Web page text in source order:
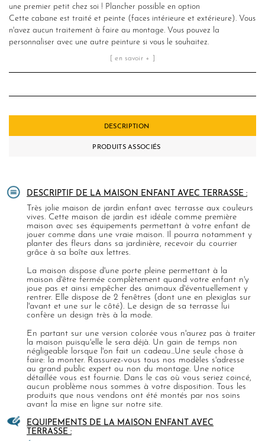
une premier petit chez soi ! Plancher possible en option
Cette cabane est traité et peinte (faces intérieure et extérieure). Vous
n'avez aucun traitement à faire au montage. Vous pouvez la
personnaliser avec une autre peinture si vous le souhaitez.
[ en savoir + ]
DESCRIPTION
PRODUITS ASSOCIÉS
DESCRIPTIF DE LA MAISON ENFANT AVEC TERRASSE :
Très jolie maison de jardin enfant avec terrasse aux couleurs
vives. Cette maison de jardin est idéale comme première
maison avec ses équipements permettant à votre enfant de
jouer comme dans une vraie maison. Il pourra notamment y
planter des fleurs dans sa jardinière, recevoir du courrier
grâce à sa boîte aux lettres.
La maison dispose d'une porte pleine permettant à la
maison d'être fermée complètement quand votre enfant n'y
joue pas et ainsi empêcher des animaux d'éventuellement y
rentrer. Elle dispose de 2 fenêtres (dont une en plexiglas sur
l'avant et une sur le côté). Le design de sa terrasse lui
confère un design très à la mode.
En partant sur une version colorée vous n'aurez pas à traiter
la maison puisqu'elle le sera déjà. Un gain de temps non
négligeable lorsque l'on fait un cadeau...Une seule chose à
faire: la monter. Rassurez-vous tous nos modèles s'adresse
au grand public expert ou non du montage. Une notice
détaillée vous est fournie. Dans le cas où vous seriez coincé,
aucun problème nous sommes à votre disposition. Tous les
produits que nous vendons ont été montés par nos soins
avant la mise en ligne sur notre site.
EQUIPEMENTS DE LA MAISON ENFANT AVEC
TERRASSE :